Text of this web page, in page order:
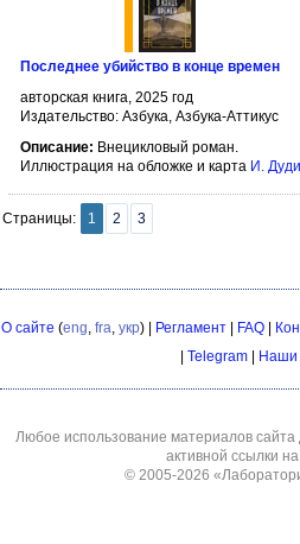
Последнее убийство в конце времен
авторская книга, 2025 год
Издательство: Азбука, Азбука-Аттикус
Описание: Внецикловый роман.
Иллюстрация на обложке и карта И.
Страницы: 1 2 3
О сайте (eng, fra, укр) | Регламент| FAQ|
Telegram Наши
Любое использование материалов сайта
активной ссылки
© 2005-2026